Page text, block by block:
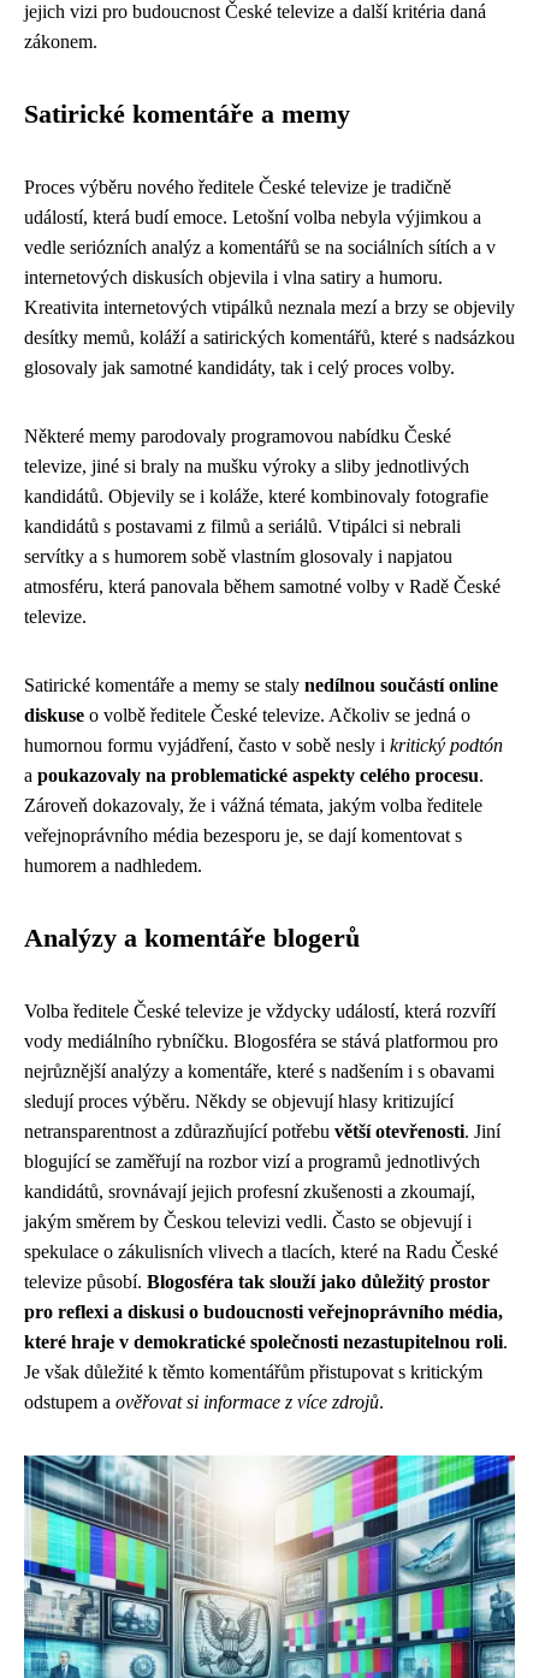
jejich vizi pro budoucnost České televize a další kritéria daná
zákonem.
Satirické komentáře a memy
Proces výběru nového ředitele České televize je tradičně
událostí, která budí emoce. Letošní volba nebyla výjimkou a
vedle seriózních analýz a komentářů se na sociálních sítích a v
internetových diskusích objevila i vlna satiry a humoru.
Kreativita internetových vtipálků neznala mezí a brzy se objevily
desítky memů, koláží a satirických komentářů, které s nadsázkou
glosovaly jak samotné kandidáty, tak i celý proces volby.
Některé memy parodovaly programovou nabídku České
televize, jiné si braly na mušku výroky a sliby jednotlivých
kandidátů. Objevily se i koláže, které kombinovaly fotografie
kandidátů s postavami z filmů a seriálů. Vtipálci si nebrali
servítky a s humorem sobě vlastním glosovaly i napjatou
atmosféru, která panovala během samotné volby v Radě České
televize.
Satirické komentáře a memy se staly nedílnou součástí online
diskuse o volbě ředitele České televize. Ačkoliv se jedná o
humornou formu vyjádření, často v sobě nesly i kritický podtón
a poukazovaly na problematické aspekty celého procesu.
Zároveň dokazovaly, že i vážná témata, jakým volba ředitele
veřejnoprávního média bezesporu je, se dají komentovat s
humorem a nadhledem.
Analýzy a komentáře blogerů
Volba ředitele České televize je vždycky událostí, která rozvíří
vody mediálního rybníčku. Blogosféra se stává platformou pro
nejrůznější analýzy a komentáře, které s nadšením i s obavami
sledují proces výběru. Někdy se objevují hlasy kritizující
netransparentnost a zdůrazňující potřebu větší otevřenosti. Jiní
blogující se zaměřují na rozbor vizí a programů jednotlivých
kandidátů, srovnávají jejich profesní zkušenosti a zkoumají,
jakým směrem by Českou televizi vedli. Často se objevují i ​​
spekulace o zákulisních vlivech a tlacích, které na Radu České
televize působí. Blogosféra tak slouží jako důležitý prostor
pro reflexi a diskusi o budoucnosti veřejnoprávního média,
které hraje v demokratické společnosti nezastupitelnou roli.
Je však důležité k těmto komentářům přistupovat s kritickým
odstupem a ověřovat si informace z více zdrojů.